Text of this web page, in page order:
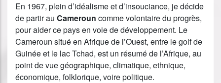
En 1967, plein d’idéalisme et d’insouciance, je décide
de partir au Cameroun comme volontaire du progrès,
pour aider ce pays en voie de développement. Le
Cameroun situé en Afrique de l’Ouest, entre le golf de
Guinée et le lac Tchad, est un résumé de l’Afrique, au
point de vue géographique, climatique, ethnique,
économique, folklorique, voire politique.